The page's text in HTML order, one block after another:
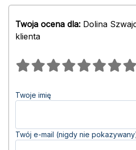
Twoja ocena dla: Dolina
klienta
Twoje imię
Twój e-mail (nigdy nie